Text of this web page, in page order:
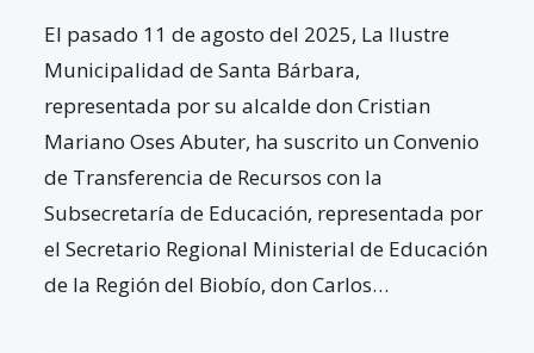
El pasado 11 de agosto del 2025, La Ilustre
Municipalidad de Santa Bárbara,
representada por su alcalde don Cristian
Mariano Oses Abuter, ha suscrito un Convenio
de Transferencia de Recursos con la
Subsecretaría de Educación, representada por
el Secretario Regional Ministerial de Educación
de la Región del Biobío, don Carlos…